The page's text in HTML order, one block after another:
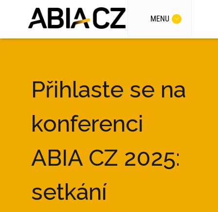
MENU
Přihlaste se na
konferenci
ABIA CZ 2025:
setkání